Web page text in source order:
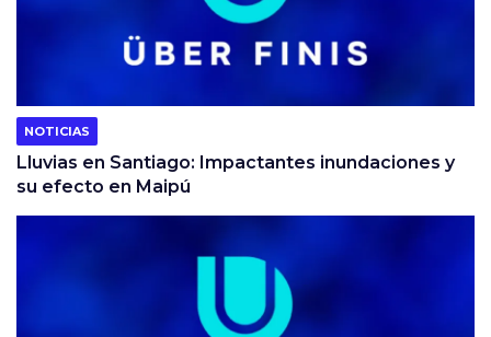
NOTICIAS
Lluvias en Santiago: Impactantes inundaciones y
su efecto en Maipú